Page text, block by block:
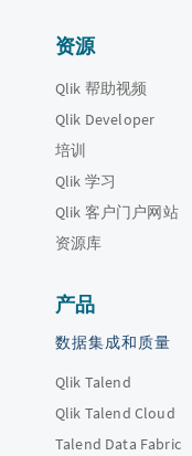
资源
Qlik 帮助视频
Qlik Developer
培训
Qlik 学习
Qlik 客户门户网站
资源库
产品
数据集成和质量
Qlik Talend
Qlik Talend Cloud
Talend Data Fabric